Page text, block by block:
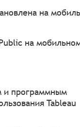
на
на
и программным
Tableau